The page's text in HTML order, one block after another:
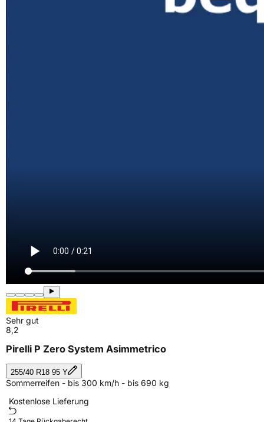
Sehr gut
8,2
Pirelli P Zero System Asimmetrico
255/40 R18 95 Y
Sommerreifen - bis 300 km/h - bis 690 kg
Kostenlose Lieferung